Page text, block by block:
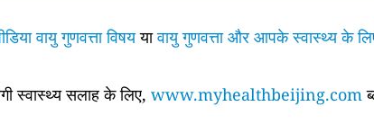
वायु गुणवत्ता विषययावायु गुणवत्ता और आपके स्वास्थ्य के
स्वास्थ्य सलाह के लिए, www.myhealthbeijing.com